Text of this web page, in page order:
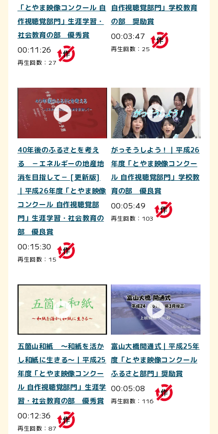
「とやま映像コンクール 自
作視聴覚部門」生涯学習・
社会教育の部 優秀賞
00:11:26
再生回数：27
自作視聴覚部門」学校教育
の部 奨励賞
00:03:47
再生回数：25
40年後のふるさとを考え
る －エネルギーの地産地
消を目指して－ [更新版]
｜平成26年度「とやま映像
コンクール 自作視聴覚部
門」生涯学習・社会教育の
部 優良賞
00:15:30
再生回数：15
がっそうしよう！｜平成26
年度「とやま映像コンクー
ル 自作視聴覚部門」学校教
育の部 優良賞
00:05:49
再生回数：103
五箇山和紙 ～和紙を活か
し和紙に生きる～｜平成25
年度「とやま映像コンクー
ル 自作視聴覚部門」生涯学
習・社会教育の部 優秀賞
00:12:36
再生回数：87
富山大橋開通式｜平成25年
度「とやま映像コンクール
ふるさと部門」奨励賞
00:05:08
再生回数：116